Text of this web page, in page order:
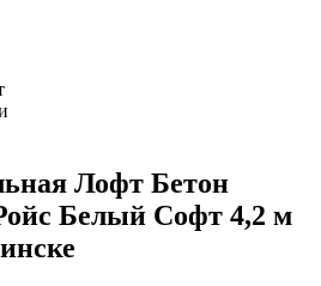
Лофт Бетон
Белый Софт 4,2 м